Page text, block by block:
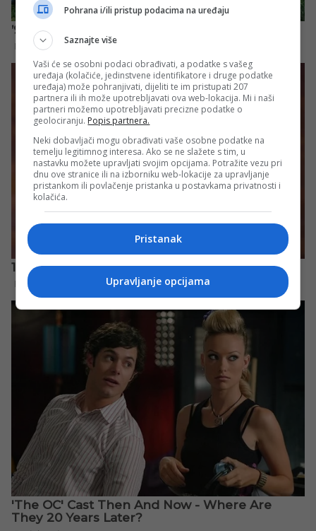
Pohrana i/ili pristup podacima na uređaju
Saznajte više
Vaši će se osobni podaci obrađivati, a podatke s vašeg
uređaja (kolačiće, jedinstvene identifikatore i druge podatke
uređaja) može pohranjivati, dijeliti te im pristupati 207
partnera ili ih može upotrebljavati ova web-lokacija. Mi i naši
partneri možemo upotrebljavati precizne podatke o
geolociranju. Popis partnera.
Neki dobavljači mogu obrađivati vaše osobne podatke na
temelju legitimnog interesa. Ako se ne slažete s tim, u
nastavku možete upravljati svojim opcijama. Potražite vezu pri
dnu ove stranice ili na izborniku web-lokacije za upravljanje
pristankom ili povlačenje pristanka u postavkama privatnosti i
kolačića.
Pristanak
Upravljanje opcijama